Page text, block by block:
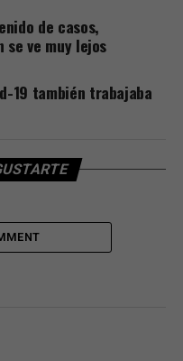
de casos,
ve muy lejos
19 también trabajaba